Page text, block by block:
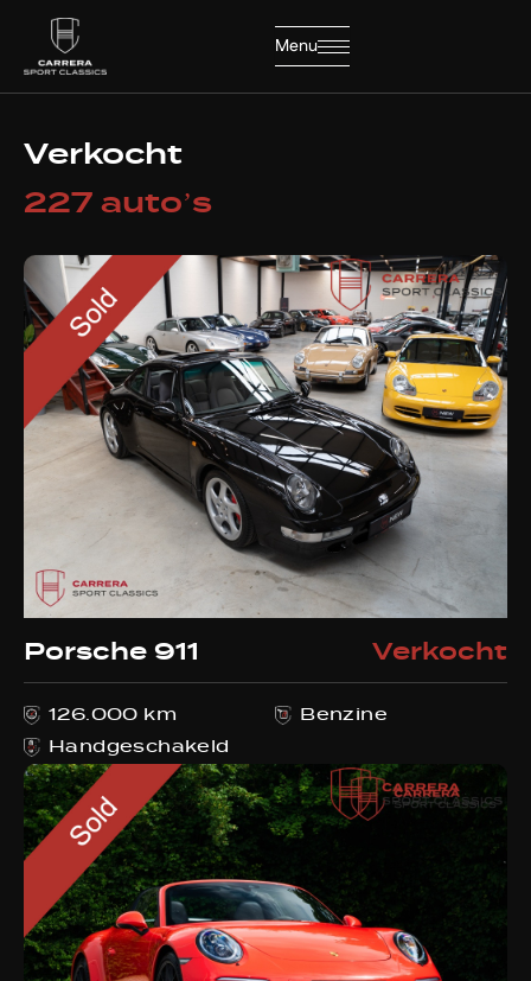
Menu
Sluiten
Home
Collectie
Diensten
Over ons
Evenementen
Verkocht
Aanvraagformulier
Contact
Bel ons
+32 495233581
Verkocht
227 auto’s
Porsche 911 Verkocht
126.000 km
Benzine
Handgeschakeld